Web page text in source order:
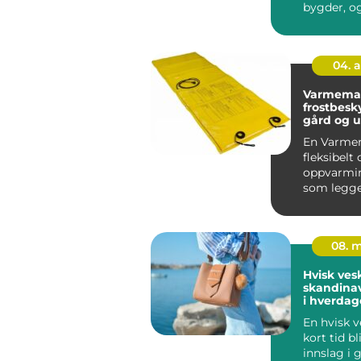
bygder,
04.
Varmematte
gård og
En
fleksibelt
som
08.
Hvisk
i
En hvisk
kort tid
innslag i